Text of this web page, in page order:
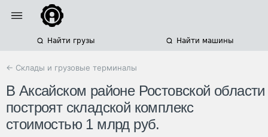
Найти грузы Найти машины
← Склады и грузовые терминалы
В Аксайском районе Ростовской области
построят складской комплекс
стоимостью 1 млрд руб.